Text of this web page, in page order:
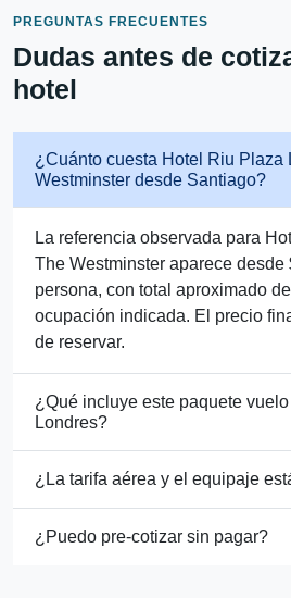
PREGUNTAS FRECUENTES
Dudas antes de
hotel
¿Cuánto cuesta Hotel Riu Plaza
Westminster desde Santiago?
La referencia observada para
The Westminster aparece desde
persona, con total aproximado
ocupación indicada. El precio
de reservar.
¿Qué incluye este paquete
Londres?
¿La tarifa aérea y el equipaje
¿Puedo pre-cotizar sin pagar?